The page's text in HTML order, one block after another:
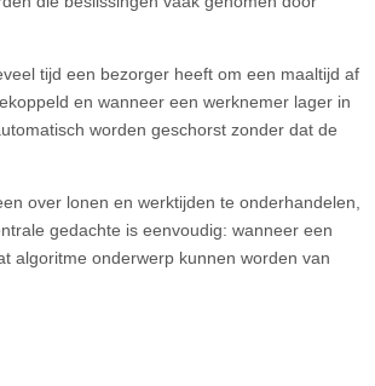
tijd een bezorger heeft om een maaltijd af
en wanneer een werknemer lager in
worden geschorst zonder dat de
over lonen en werktijden te onderhandelen,
gedachte is eenvoudig: wanneer een
algoritme onderwerp kunnen worden van